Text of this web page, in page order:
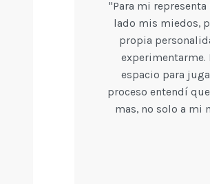
"Para mi
lado mis miedos,
propia
espacio para
proceso entendí
mas, no solo a mi